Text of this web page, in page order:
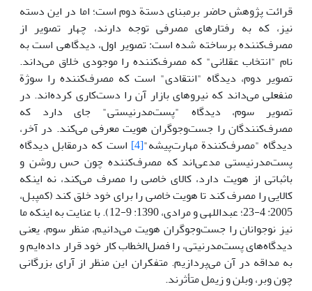
قرائت پژوهش حاضر برمبنای دستة دوم است؛ اما در این دسته
نیز، که به رفتارهای مصرفی توجه دارند، چهار تصویر از
مصرف‌کننده برساخته شده است: تصویر اول، دیدگاهی است به
نام "انتخاب عقلانی" که مصرف‌کننده را موجودی خلاق می‌داند.
تصویر دوم، دیدگاه "انتقادی" است که مصرف‌کننده را سوژة
منفعلی می‌داند که نیرو‌های بازار آن را دست‌کاری کرده‌اند. در
تصویر سوم، دیدگاه "پست‌مدرنیستی" جای دارد که
مصرف‌کنندگان را جست‌وجوگران هویت معرفی می‌کند. در آخر،
دیدگاه "مصرف‌کنندة مهارت‌پیشه"[4]
است که درمقابل دیدگاه
پست‌مدرنیستی مدعی‌اند که مصرف‌کننده چون حس روشن و
باثباتی از هویت دارد، کالای خاصی را مصرف می‌کند، نه اینکه
کالایی را مصرف کند تا هویت خاصی را برای خود خلق کند (کمپبل،
2005: 4-23؛ عبداللهی و مرادی، 1390: 9-12). با عنایت به اینکه ما
نیز نوجوانان را جست‌وجوگران هویت می‌دانیم، منظر سوم، یعنی
دیدگاه‌های پست‌مدرنیتی، را فصل‌الخطاب کار خود قرار داده‌ایم و
به مداقه در آن می‌پردازیم. متفکران این منظر از آرای بزرگانی
چون وبر، وبلن و زیمل متأثرند.